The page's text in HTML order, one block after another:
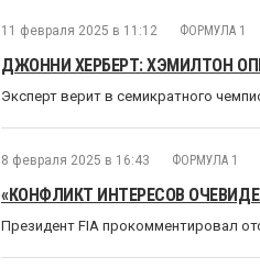
11 февраля 2025 в 11:12 ФОРМУЛА 1
ДЖОННИ ХЕРБЕРТ: ХЭМИЛТОН
Эксперт верит в семикратного
8 февраля 2025 в 16:43 ФОРМУЛА 1
«КОНФЛИКТ ИНТЕРЕСОВ
Президент FIA прокомментировал